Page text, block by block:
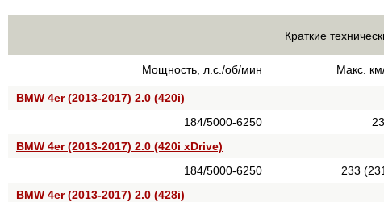
Краткие
Мощность, л.с./об/мин Макс.
BMW 4er (2013-2017) 2.0 (420i)
184/5000-6250
BMW 4er (2013-2017) 2.0 (420i xDrive)
184/5000-6250
233
BMW 4er (2013-2017) 2.0 (428i)